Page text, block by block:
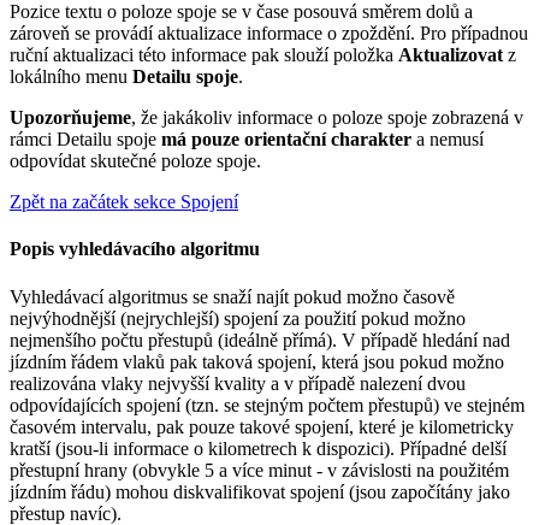
Pozice textu o poloze spoje se v čase posouvá směrem dolů a
zároveň se provádí aktualizace informace o zpoždění. Pro případnou
ruční aktualizaci této informace pak slouží položka Aktualizovat z
lokálního menu Detailu spoje.
Upozorňujeme, že jakákoliv informace o poloze spoje zobrazená v
rámci Detailu spoje má pouze orientační charakter a nemusí
odpovídat skutečné poloze spoje.
Zpět na začátek sekce Spojení
Popis vyhledávacího algoritmu
Vyhledávací algoritmus se snaží najít pokud možno časově
nejvýhodnější (nejrychlejší) spojení za použití pokud možno
nejmenšího počtu přestupů (ideálně přímá). V případě hledání nad
jízdním řádem vlaků pak taková spojení, která jsou pokud možno
realizována vlaky nejvyšší kvality a v případě nalezení dvou
odpovídajících spojení (tzn. se stejným počtem přestupů) ve stejném
časovém intervalu, pak pouze takové spojení, které je kilometricky
kratší (jsou-li informace o kilometrech k dispozici). Případné delší
přestupní hrany (obvykle 5 a více minut - v závislosti na použitém
jízdním řádu) mohou diskvalifikovat spojení (jsou započítány jako
přestup navíc).